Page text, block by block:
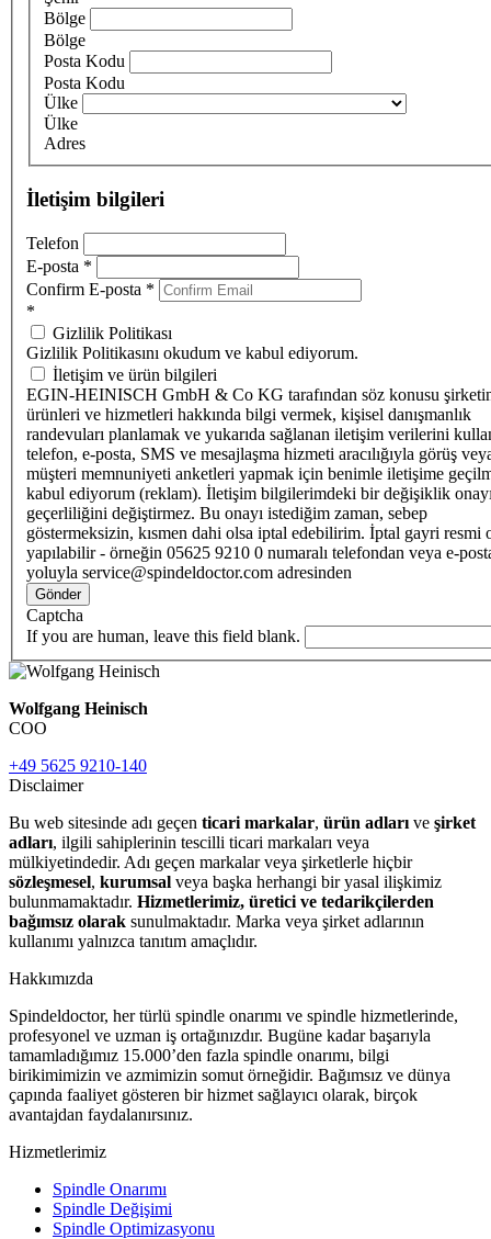
Bölge
Bölge
Posta Kodu
Posta Kodu
Ülke
Ülke
Adres
İletişim bilgileri
Telefon
E-posta *
Confirm E-posta *
*
Gizlilik Politikası
Gizlilik Politikasını okudum ve kabul ediyorum.
İletişim ve ürün bilgileri
EGIN-HEINISCH GmbH & Co KG tarafından söz konusu
ürünleri ve hizmetleri hakkında bilgi vermek, kişisel danışmanlık
randevuları planlamak ve yukarıda sağlanan iletişim verilerini
telefon, e-posta, SMS ve mesajlaşma hizmeti aracılığıyla görüş
müşteri memnuniyeti anketleri yapmak için benimle iletişime
kabul ediyorum (reklam). İletişim bilgilerimdeki bir değişiklik
geçerliliğini değiştirmez. Bu onayı istediğim zaman, sebep
göstermeksizin, kısmen dahi olsa iptal edebilirim. İptal gayri resmi
yapılabilir - örneğin 05625 9210 0 numaralı telefondan veya e-
yoluyla service@spindeldoctor.com adresinden
Gönder
Captcha
If you are human, leave this field blank.
Wolfgang Heinisch
COO
+49 5625 9210-140
Disclaimer
Bu web sitesinde adı geçen ticari markalar, ürün adları ve şirket
adları, ilgili sahiplerinin tescilli ticari markaları veya
mülkiyetindedir. Adı geçen markalar veya şirketlerle hiçbir
sözleşmesel, kurumsal veya başka herhangi bir yasal ilişkimiz
bulunmamaktadır. Hizmetlerimiz, üretici ve tedarikçilerden
bağımsız olarak sunulmaktadır. Marka veya şirket adlarının
kullanımı yalnızca tanıtım amaçlıdır.
Hakkımızda
Spindeldoctor, her türlü spindle onarımı ve spindle hizmetlerinde,
profesyonel ve uzman iş ortağınızdır. Bugüne kadar başarıyla
tamamladığımız 15.000’den fazla spindle onarımı, bilgi
birikimimizin ve azmimizin somut örneğidir. Bağımsız ve dünya
çapında faaliyet gösteren bir hizmet sağlayıcı olarak, birçok
avantajdan faydalanırsınız.
Hizmetlerimiz
Spindle Onarımı
Spindle Değişimi
Spindle Optimizasyonu